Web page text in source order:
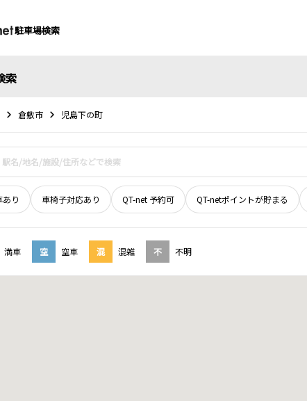
駐車場検索
索
倉敷市 児島下の町
あり 車椅子対応あり QT-net 予約可 QT-netポイントが貯まる
満車 空 空車 混 混雑 不 不明